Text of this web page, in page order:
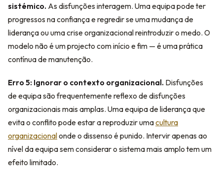
sistémico. As disfunções interagem. Uma equipa pode ter
progressos na confiança e regredir se uma mudança de
liderança ou uma crise organizacional reintroduzir o medo. O
modelo não é um projecto com início e fim — é uma prática
contínua de manutenção.
Erro 5: Ignorar o contexto organizacional. Disfunções
de equipa são frequentemente reflexo de disfunções
organizacionais mais amplas. Uma equipa de liderança que
evita o conflito pode estar a reproduzir umacultura
organizacionalonde o dissenso é punido. Intervir apenas ao
nível da equipa sem considerar o sistema mais amplo tem um
efeito limitado.